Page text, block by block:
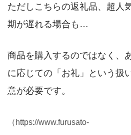
ただしこちらの返礼品、超人
期が遅れる場合も…
商品を購入するのではなく、
に応じての「お礼」という扱
意が必要です。
（https://www.furusato-